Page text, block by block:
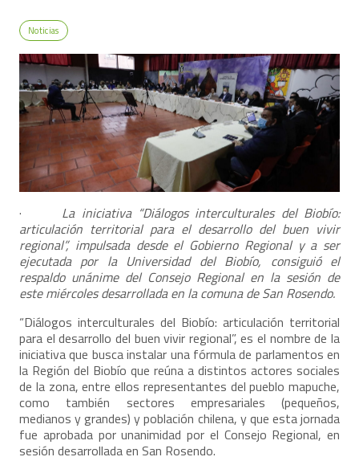
Noticias
· La iniciativa “Diálogos interculturales del Biobío:
articulación territorial para el desarrollo del buen vivir
regional”, impulsada desde el Gobierno Regional y a ser
ejecutada por la Universidad del Biobío, consiguió el
respaldo unánime del Consejo Regional en la sesión de
este miércoles desarrollada en la comuna de San Rosendo.
“Diálogos interculturales del Biobío: articulación territorial
para el desarrollo del buen vivir regional”, es el nombre de la
iniciativa que busca instalar una fórmula de parlamentos en
la Región del Biobío que reúna a distintos actores sociales
de la zona, entre ellos representantes del pueblo mapuche,
como también sectores empresariales (pequeños,
medianos y grandes) y población chilena, y que esta jornada
fue aprobada por unanimidad por el Consejo Regional, en
sesión desarrollada en San Rosendo.